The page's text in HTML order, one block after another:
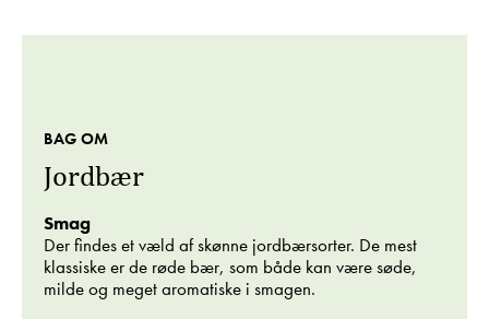
BAG OM
Jordbær
Smag
Der findes et væld af skønne jordbærsorter. De mest
klassiske er de røde bær, som både kan være søde,
milde og meget aromatiske i smagen.